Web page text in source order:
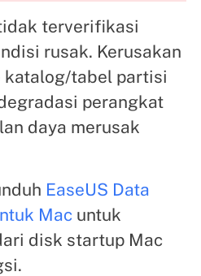
terverifikasi
rusak. Kerusakan
katalog/tabel partisi
perangkat
daya merusak
EaseUS Data
Macuntuk
disk startup Mac